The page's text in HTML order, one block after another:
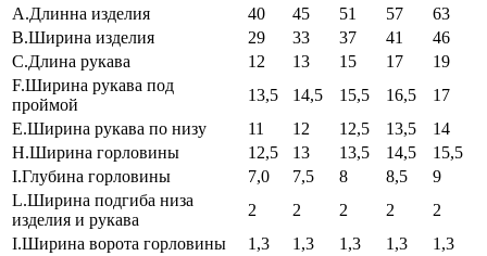
A.Длинна изделия
40 45 51 57
63
B.Ширина изделия
29 33 37 41
46
C.Длина рукава
12 13 15 17
19
F.Ширина рукава под
проймой
13,5 14,5 15,5 16,5
17
E.Ширина рукава по низу
11 12 12,5 13,5
14
H.Ширина горловины
12,5 13 13,5 14,5
15,5
I.Глубина горловины
7,0 7,5 8 8,5
9
L.Ширина подгиба низа
изделия и рукава
2 2 2 2
2
I.Ширина ворота горловины
1,3 1,3 1,3 1,3
1,3